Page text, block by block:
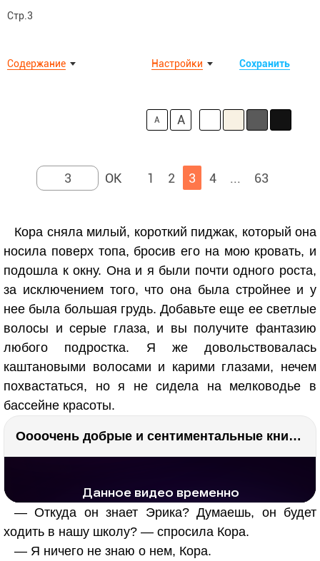
Стр.3
Содержание Сохранить
Настройки
A A
1 2 3 4 ... 63
Кора сняла милый, короткий пиджак, который она
носила поверх топа, бросив его на мою кровать, и
подошла к окну. Она и я были почти одного роста,
за исключением того, что она была стройнее и у
нее была большая грудь. Добавьте еще ее светлые
волосы и серые глаза, и вы получите фантазию
любого подростка. Я же довольствовалась
каштановыми волосами и карими глазами, нечем
похвастаться, но я не сидела на мелководье в
бассейне красоты.
Оооочень добрые и сентиментальные книги. Бабушка велела кланяться и История Артура Трулава
— Откуда он знает Эрика? Думаешь, он будет
ходить в нашу школу? — спросила Кора.
— Я ничего не знаю о нем, Кора.